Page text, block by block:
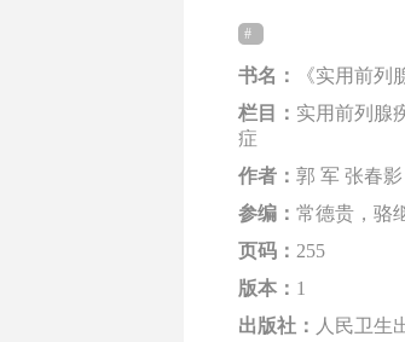
书名：
《实用前列
栏目： 实用前列腺
症
作者： 郭 军 张春影
参编： 常德贵，骆
页码： 255
版本： 1
出版社： 人民卫生